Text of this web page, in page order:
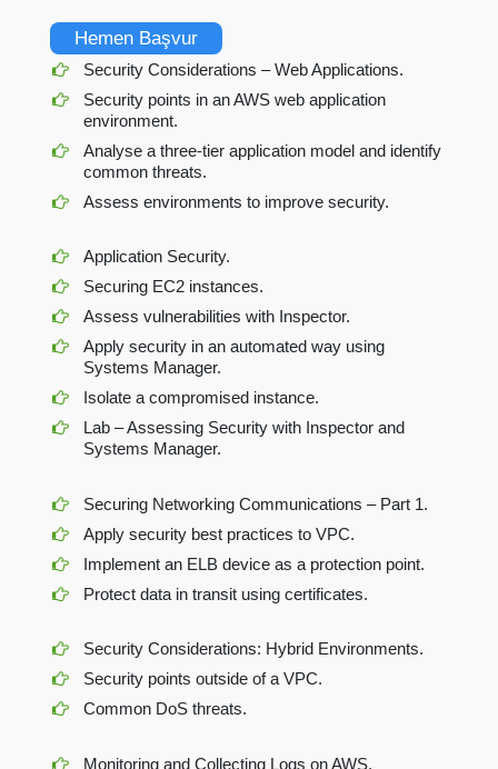
Hemen Başvur
Security Considerations – Web Applications.
Security points in an AWS web application
environment.
Analyse a three-tier application model and identify
common threats.
Assess environments to improve security.
Application Security.
Securing EC2 instances.
Assess vulnerabilities with Inspector.
Apply security in an automated way using
Systems Manager.
Isolate a compromised instance.
Lab – Assessing Security with Inspector and
Systems Manager.
Securing Networking Communications – Part 1.
Apply security best practices to VPC.
Implement an ELB device as a protection point.
Protect data in transit using certificates.
Security Considerations: Hybrid Environments.
Security points outside of a VPC.
Common DoS threats.
Monitoring and Collecting Logs on AWS.